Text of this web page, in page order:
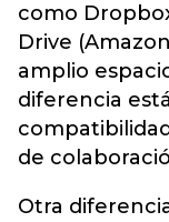
como
Drive
amplio
diferencia
de
Otra